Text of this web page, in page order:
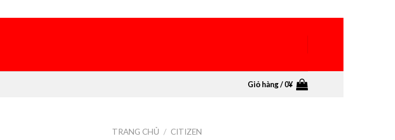
Giỏ hàng /0¥
TRANG CHỦ / CITIZEN